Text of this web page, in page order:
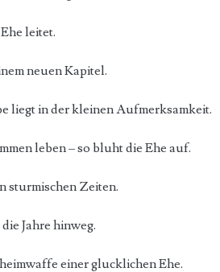
leitet.
neuen Kapitel.
liegt in der kleinen Aufmerksamkeit.
leben – so bluht die Ehe auf.
sturmischen Zeiten.
Jahre hinweg.
einer glucklichen Ehe.